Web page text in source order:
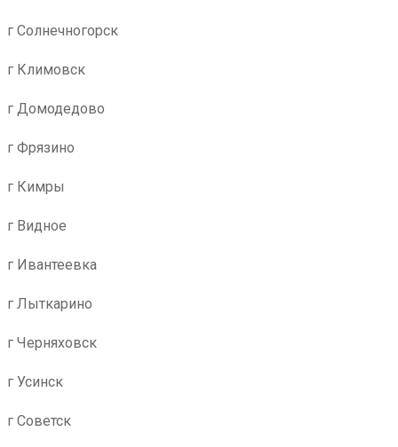
г Солнечногорск
г Климовск
г Домодедово
г Фрязино
г Кимры
г Видное
г Ивантеевка
г Лыткарино
г Черняховск
г Усинск
г Советск